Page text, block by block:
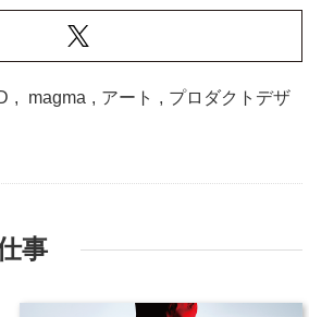
, magma , アート , プロダクトデザ
事